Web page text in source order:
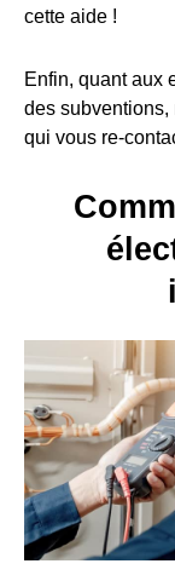
cette aide !
Enfin, quant aux
des subventions,
qui vous re-